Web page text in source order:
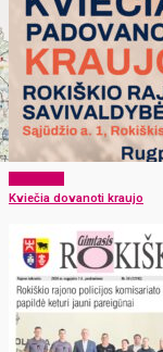
Kviečia dovanoti kraujo